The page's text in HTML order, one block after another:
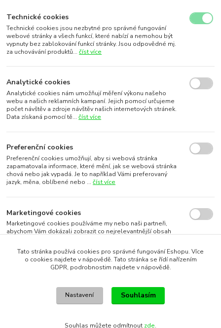
Technické cookies
Technické cookies jsou nezbytné pro správné fungování
webové stránky a všech funkcí, které nabízí a nemohou být
vypnuty bez zablokování funkcí stránky. Jsou odpovědné mj.
za uchovávání produktů...číst více
Analytické cookies
Analytické cookies nám umožňují měření výkonu našeho
webu a našich reklamních kampaní. Jejich pomocí určujeme
počet návštěv a zdroje návštěv našich internetových stránek.
Data získaná pomocí tě...číst více
Preferenční cookies
Preferenční cookies umožňují, aby si webová stránka
zapamatovala informace, které mění, jak se webová stránka
chová nebo jak vypadá. Je to například Vámi preferovaný
jazyk, měna, oblíbené nebo ...číst více
Marketingové cookies
Marketingové cookies používáme my nebo naši partneři,
abychom Vám dokázali zobrazit co nejrelevantnější obsah
subjektů. To je možn...
Souhlasím s využitím vybraných souborů cookies
Tato stránka používá cookies pro správné fungování Eshopu. Více
o cookies najdete v nápovědě. Tato stránka se řídí nařízením
GDPR, podrobnostim najdete v nápovědě.
Nastavení Souhlasím
Souhlas můžete odmítnout zde.